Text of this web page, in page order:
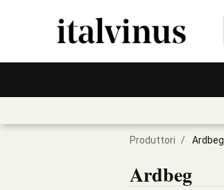
Produttori / Ardbeg
Ardbeg